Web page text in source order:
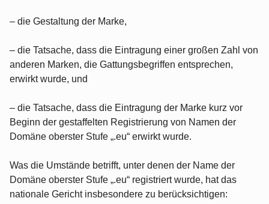
– die Gestaltung der Marke,
– die Tatsache, dass die Eintragung einer großen Zahl von
anderen Marken, die Gattungsbegriffen entsprechen,
erwirkt wurde, und
– die Tatsache, dass die Eintragung der Marke kurz vor
Beginn der gestaffelten Registrierung von Namen der
Domäne oberster Stufe „.eu“ erwirkt wurde.
Was die Umstände betrifft, unter denen der Name der
Domäne oberster Stufe „.eu“ registriert wurde, hat das
nationale Gericht insbesondere zu berücksichtigen: